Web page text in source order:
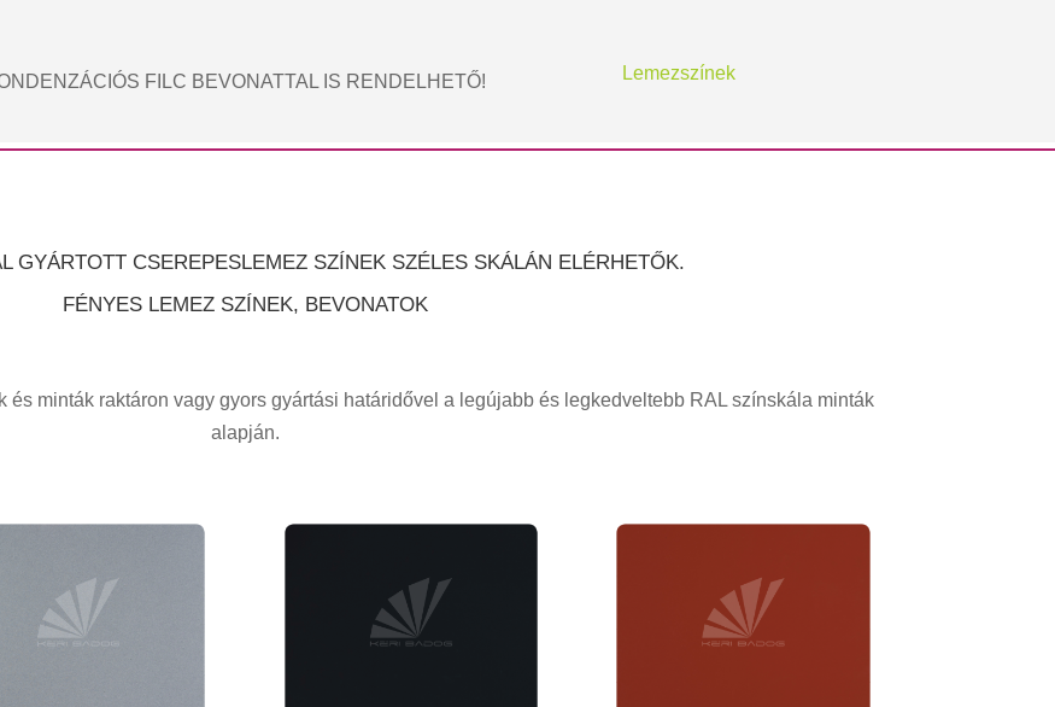
FILC BEVONATTAL IS RENDELHETŐ! Lemezszínek
GYÁRTOTT CSEREPESLEMEZ SZÍNEK SZÉLES SKÁLÁN ELÉRHETŐK.
FÉNYES LEMEZ SZÍNEK, BEVONATOK
minták raktáron vagy gyors gyártási határidővel a legújabb és legkedveltebb RAL színskála minták
alapján.